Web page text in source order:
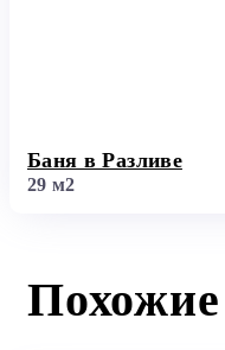
Баня в Разливе
29 м2